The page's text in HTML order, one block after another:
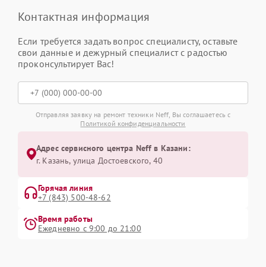
Контактная информация
Если требуется задать вопрос специалисту, оставьте
свои данные и дежурный специалист с радостью
проконсультирует Вас!
Отправляя заявку на ремонт техники Neff, Вы соглашаетесь с
Политикой конфиденциальности
Адрес сервисного центра Neff в Казани:
г. Казань, улица Достоевского, 40
Горячая линия
+7 (843) 500-48-62
Время работы
Ежедневно с 9:00 до 21:00